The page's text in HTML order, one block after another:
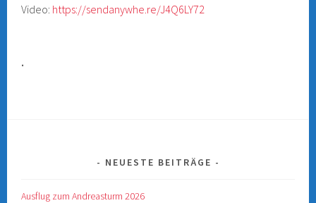
Video: https://sendanywhe.re/J4Q6LY72
.
NEUESTE BEITRÄGE
Ausflug zum Andreasturm 2026